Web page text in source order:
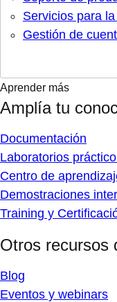
Servicios para
Gestión de
Aprender más
Amplía tu
Documentación
Laboratorios
Centro de
Demostraciones
Training y
Otros recursos
Blog
Eventos y webinars